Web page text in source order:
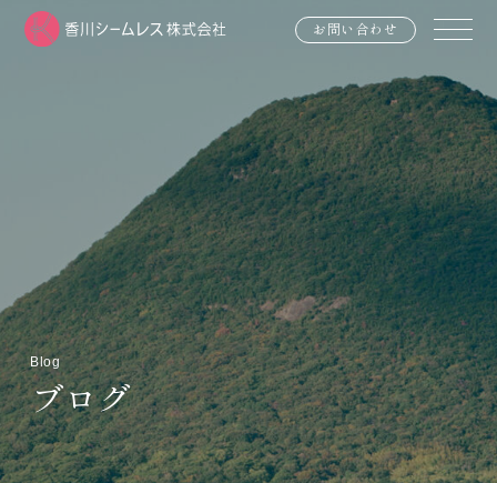
お問い合わせ
Blog
ブログ